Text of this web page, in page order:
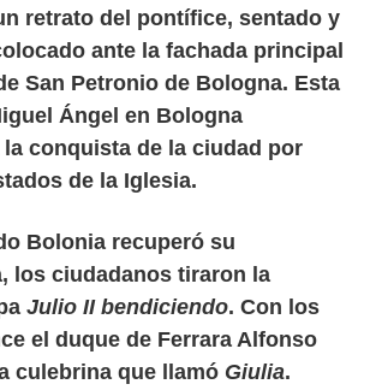
retrato del pontífice, sentado y
ante la fachada principal
San Petronio de Bologna. Esta
Ángel en Bologna
conquista de la ciudad por
de la Iglesia.
Bolonia recuperó su
los ciudadanos tiraron la
Julio II bendiciendo. Con los
el duque de Ferrara Alfonso
culebrina que llamó Giulia.